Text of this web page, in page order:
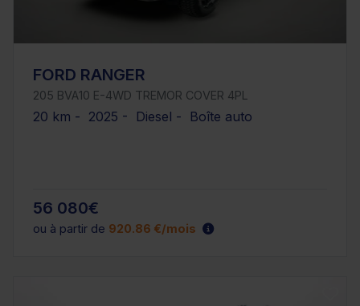
FORD RANGER
205 BVA10 E-4WD TREMOR COVER 4PL
20 km - 2025 - Diesel - Boîte auto
56 080€
ou à partir de 920.86 €/mois